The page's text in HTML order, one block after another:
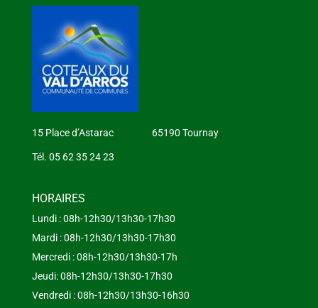
15 Place d’Astarac 65190 Tournay
Tél. 05 62 35 24 23
HORAIRES
Lundi : 08h-12h30/13h30-17h30
Mardi : 08h-12h30/13h30-17h30
Mercredi : 08h-12h30/13h30-17h
Jeudi: 08h-12h30/13h30-17h30
Vendredi : 08h-12h30/13h30-16h30